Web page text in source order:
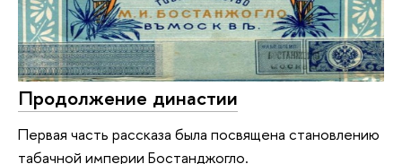
Продолжение династии
Первая часть рассказа была посвящена становлению
табачной империи Бостанджогло.